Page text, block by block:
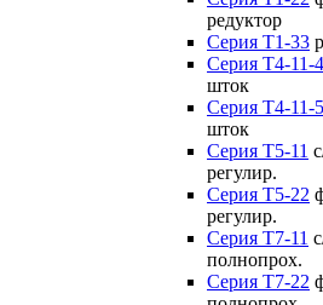
редуктор
Серия T1-33
Серия Т4-11-4
шток
Серия Т4-11-5
шток
Серия Т5-11
регулир.
Серия Т5-22
регулир.
Серия Т7-11
полнопрох.
Серия Т7-22